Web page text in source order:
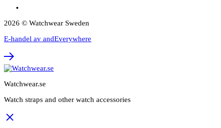
2026 © Watchwear Sweden
E-handel av andEverywhere
Watchwear.se
Watch straps and other watch accessories